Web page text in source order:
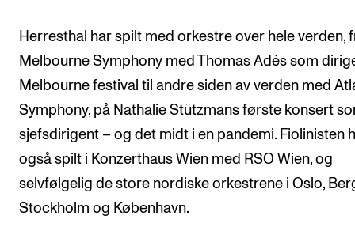
Herresthal har spilt med orkestre over hele verden,
Melbourne Symphony med Thomas Adés som
Melbourne festival til andre siden av verden med
Symphony, på Nathalie Stützmans første konsert
sjefsdirigent – og det midt i en pandemi. Fiolinisten
også spilt i Konzerthaus Wien med RSO Wien, og
selvfølgelig de store nordiske orkestrene i Oslo,
Stockholm og København.